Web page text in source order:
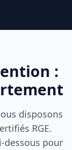
:
disposons
RGE.
dessous pour